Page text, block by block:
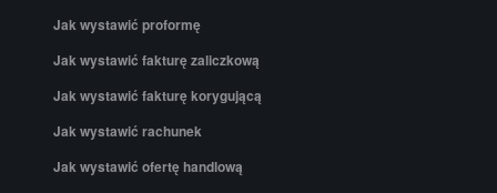
Jak wystawić proformę
Jak wystawić fakturę zaliczkową
Jak wystawić fakturę korygującą
Jak wystawić rachunek
Jak wystawić ofertę handlową